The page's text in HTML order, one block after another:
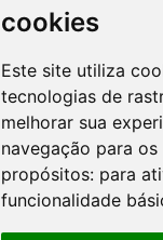
cookies
Este site utiliza
tecnologias de
melhorar sua
navegação para os
propósitos: para
funcionalidade